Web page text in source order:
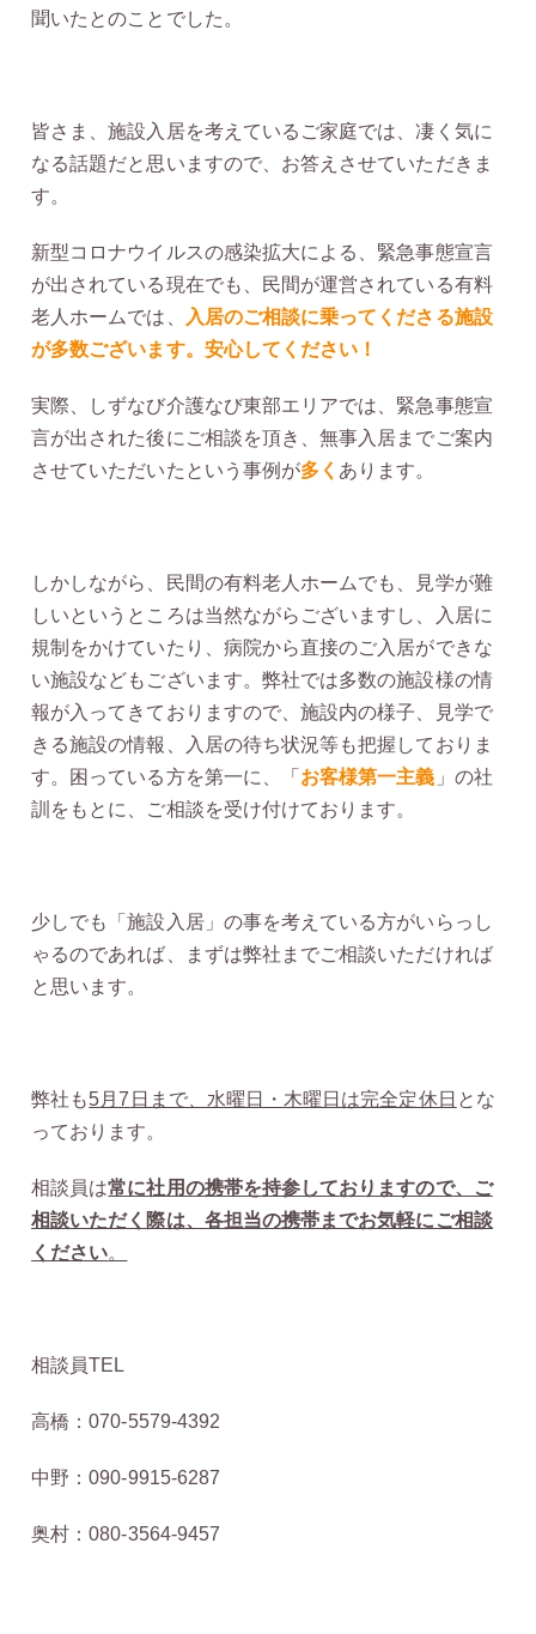
聞いたとのことでした。
皆さま、施設入居を考えているご家庭では、凄く気に
なる話題だと思いますので、お答えさせていただきま
す。
新型コロナウイルスの感染拡大による、緊急事態宣言
が出されている現在でも、民間が運営されている有料
老人ホームでは、
入居のご相談に乗ってくださる施設
が多数ございます。安心してください！
実際、しずなび介護なび東部エリアでは、緊急事態宣
言が出された後にご相談を頂き、無事入居までご案内
させていただいたという事例が多く あります。
しかしながら、民間の有料老人ホームでも、見学が難
しいというところは当然ながらございますし、入居に
規制をかけていたり、病院から直接のご入居ができな
い施設などもございます。弊社では多数の施設様の情
報が入ってきておりますので、施設内の様子、見学で
きる施設の情報、入居の待ち状況等も把握しておりま
す。困っている方を第一に、「 お客様第一主義 」の社
訓をもとに、ご相談を受け付けております。
少しでも「施設入居」の事を考えている方がいらっし
ゃるのであれば、まずは弊社までご相談いただければ
と思います。
弊社も5月7 日まで、水曜日・木曜日は完全定休日 とな
っております。
相談員は常に社用の携帯を持参しておりますので、ご
相談いただく際は、各担当の携帯までお気軽にご相談
ください。
相談員TEL
高橋：070-5579-4392
中野：090-9915-6287
奥村：080-3564-9457